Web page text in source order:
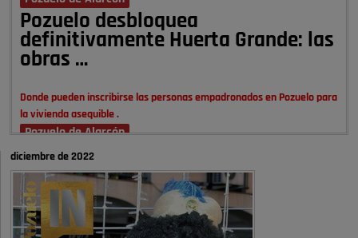
Pozuelo desbloquea
definitivamente Huerta Grande: las
obras …
Donde pueden inscribirse las personas empadronados en Pozuelo para
la vivienda asequible .
Pozuelo de Alarcón
Pozuelo desbloquea
definitivamente Huerta Grande: las
obras …
También pienso que si no fuéramos tan sucios no haría falta denunciar
diciembre de 2022